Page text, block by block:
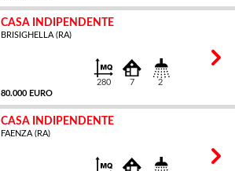
CASA INDIPENDENTE
BRISIGHELLA (RA)
80.000 EURO
280 7 2
CASA INDIPENDENTE
FAENZA (RA)